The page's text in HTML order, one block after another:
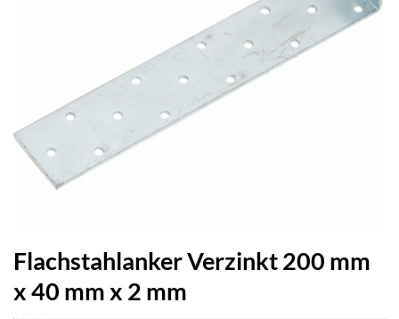
Flachstahlanker Verzinkt 200 mm
x 40 mm x 2 mm